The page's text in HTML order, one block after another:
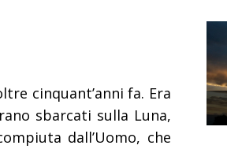
cinquant’anni fa. Era
sbarcati sulla Luna,
dall’Uomo, che